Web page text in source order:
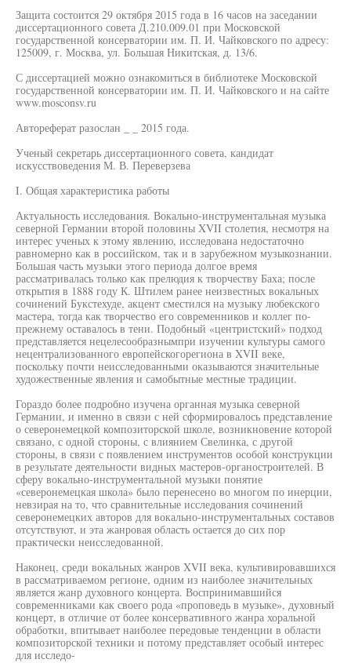
Защита состоится 29 октября 2015 года в 16 часов на заседании
диссертационного совета Д.210.009.01 при Московской
государственной консерватории им. П. И. Чайковского по адресу:
125009, г. Москва, ул. Большая Никитская, д. 13/6.
С диссертацией можно ознакомиться в библиотеке Московской
государственной консерватории им. П. И. Чайковского и на сайте
www.mosconsv.ru
Автореферат разослан _ _ 2015 года.
Ученый секретарь диссертационного совета, кандидат
искусствоведения М. В. Переверзева
I. Общая характеристика работы
Актуальность исследования. Вокально-инструментальная музыка
северной Германии второй половины XVII столетия, несмотря на
интерес ученых к этому явлению, исследована недостаточно
равномерно как в российском, так и в зарубежном музыкознании.
Большая часть музыки этого периода долгое время
рассматривалась только как прелюдия к творчеству Баха; после
открытия в 1888 году К. Штилем ранее неизвестных вокальных
сочинений Букстехуде, акцент сместился на музыку любекского
мастера, тогда как творчество его современников и коллег по-
прежнему оставалось в тени. Подобный «центристский» подход
представляется нецелесообразнымпри изучении культуры самого
нецентрализованного европейскогорегиона в XVII веке,
поскольку почти неисследованными оказываются значительные
художественные явления и самобытные местные традиции.
Гораздо более подробно изучена органная музыка северной
Германии, и именно в связи с ней сформировалось представление
о северонемецкой композиторской школе, возникновение которой
связано, с одной стороны, с влиянием Свелинка, с другой
стороны, в связи с появлением инструментов особой конструкции
в результате деятельности видных мастеров-органостроителей. В
сферу вокально-инструментальной музыки понятие
«северонемецкая школа» было перенесено во многом по инерции,
невзирая на то, что сравнительные исследования сочинений
северонемецких авторов для вокально-инструментальных составов
отсутствуют, и эта жанровая область остается до сих пор
практически неисследованной.
Наконец, среди вокальных жанров XVII века, культивировавшихся
в рассматриваемом регионе, одним из наиболее значительных
является жанр духовного концерта. Воспринимавшийся
современниками как своего рода «проповедь в музыке», духовный
концерт, в отличие от более консервативного жанра хоральной
обработки, впитывает наиболее передовые тенденции в области
композиторской техники и потому представляет особый интерес
для исследо-